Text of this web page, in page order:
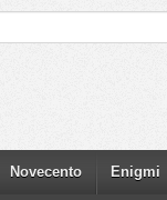
Novecento Enigmi